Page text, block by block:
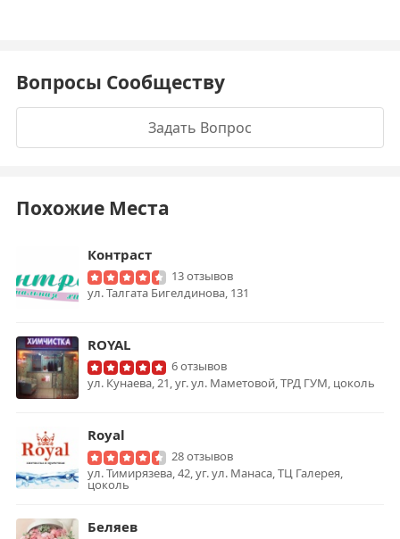
Вопросы Сообществу
Задать Вопрос
Похожие Места
Контраст
13 отзывов
ул. ​Талгата Бигелдинова, 131
ROYAL
6 отзывов
ул. Кунаева, 21, уг. ул. Маметовой, ТРД ГУМ, цоколь
Royal
28 отзывов
ул. Тимирязева, 42, уг. ул. Манаса, ТЦ Галерея,
цоколь
Беляев